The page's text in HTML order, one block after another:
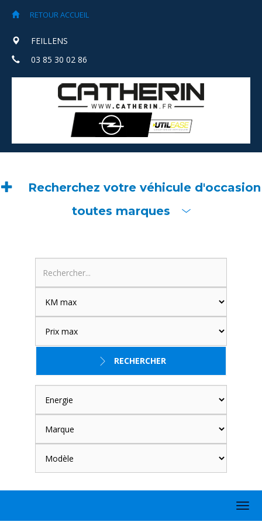
RETOUR ACCUEIL
FEILLENS
03 85 30 02 86
Recherchez votre véhicule d'occasion
toutes marques
RECHERCHER